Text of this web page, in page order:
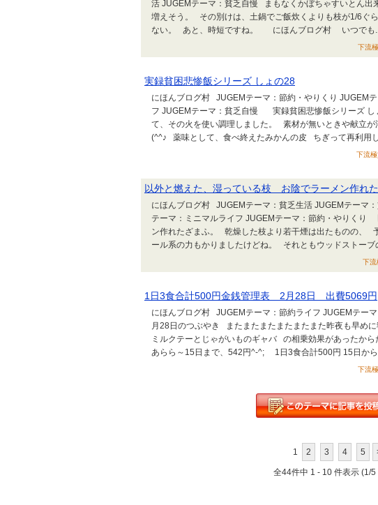
活 JUGEMテーマ：貧乏自慢 まもなくかぼちゃすいとん
増えそう。 その別けは、土鍋でご飯炊くよりも枝が1/6ぐ
ない。 あと、時短ですね。 にほんブログ村 いつでも
下流
実録貧困悲惨飯シリーズ しょの28
にほんブログ村 JUGEMテーマ：節約・やりくり JUGEM
フ JUGEMテーマ：貧乏自慢 実録貧困悲惨飯シリーズ
て、その火を使い調理しました。 素材が無いときや献立
(^^♪ 薬味として、食べ終えたみかんの皮 ちぎって再利用
下流
以外と燃えた、湿っている枝 お陰でラーメン作れ
にほんブログ村 JUGEMテーマ：貧乏生活 JUGEMテーマ
テーマ：ミニマルライフ JUGEMテーマ：節約・やりくり
ン作れたざまふ。 乾燥した枝より若干煙は出たものの、
ール系の力もかりましたけどね。 それともウッドストー
下
1日3食合計500円金銭管理表 2月28日 出費5069円
にほんブログ村 JUGEMテーマ：節約ライフ JUGEMテー
月28日のつぶやき またまたまたまたまたまた昨夜も早め
ミルクテーとじゃがいものギャバ の相乗効果があったか
あらら～15日まで、542円^-^; 1日3食合計500円 15日か
下流
1 2 3 4 5
全44件中 1 - 10 件表示 (1/5